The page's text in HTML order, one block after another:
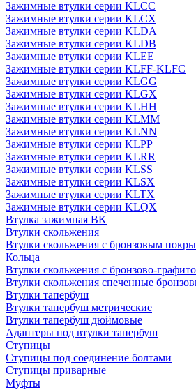
Зажимные втулки серии KLCC
Зажимные втулки серии KLCX
Зажимные втулки серии KLDA
Зажимные втулки серии KLDB
Зажимные втулки серии KLEE
Зажимные втулки серии KLFF-KLFC
Зажимные втулки серии KLGG
Зажимные втулки серии KLGX
Зажимные втулки серии KLHH
Зажимные втулки серии KLMM
Зажимные втулки серии KLNN
Зажимные втулки серии KLPP
Зажимные втулки серии KLRR
Зажимные втулки серии KLSS
Зажимные втулки серии KLSX
Зажимные втулки серии KLTX
Зажимные втулки серии KLQX
Втулка зажимная BK
Втулки скольжения
Втулки скольжения с бронзовым
Кольца
Втулки скольжения с бронзово-
Втулки скольжения спеченные
Втулки тапербуш
Втулки тапербуш метрические
Втулки тапербуш дюймовые
Адаптеры под втулки тапербуш
Ступицы
Ступицы под соединение болтами
Ступицы приварные
Муфты